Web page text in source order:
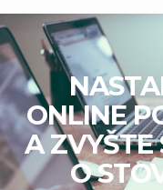
ONLINE
A ZVYŠTE
O